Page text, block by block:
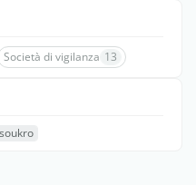
Società di vigilanza 13